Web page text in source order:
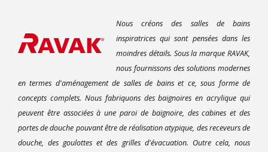
Nous créons des salles de bains
inspiratrices qui sont pensées dans les
moindres détails. Sous la marque RAVAK,
nous fournissons des solutions modernes
en termes d'aménagement de salles de bains et ce, sous forme de
concepts complets. Nous fabriquons des baignoires en acrylique qui
peuvent être associées à une paroi de baignoire, des cabines et des
portes de douche pouvant être de réalisation atypique, des receveurs de
douche, des goulottes et des grilles d'évacuation. Outre cela, nous